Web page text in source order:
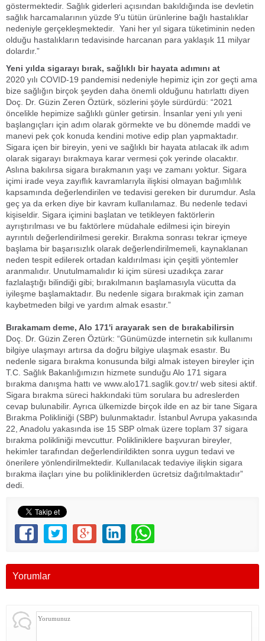
göstermektedir. Sağlık giderleri açısından bakıldığında ise devletin
sağlık harcamalarının yüzde 9'u tütün ürünlerine bağlı hastalıklar
nedeniyle gerçekleşmektedir. Yani her yıl sigara tüketiminin neden
olduğu hastalıkların tedavisinde harcanan para yaklaşık 11 milyar
dolardır.”
Yeni yılda sigarayı bırak, sağlıklı bir hayata adımını at
2020 yılı COVID-19 pandemisi nedeniyle hepimiz için zor geçti ama
bize sağlığın birçok şeyden daha önemli olduğunu hatırlattı diyen
Doç. Dr. Güzin Zeren Öztürk, sözlerini şöyle sürdürdü: “2021
öncelikle hepimize sağlıklı günler getirsin. İnsanlar yeni yılı yeni
başlangıçları için adım olarak görmekte ve bu dönemde maddi ve
manevi pek çok konuda kendini motive edip plan yapmaktadır.
Sigara içen bir bireyin, yeni ve sağlıklı bir hayata atılacak ilk adım
olarak sigarayı bırakmaya karar vermesi çok yerinde olacaktır.
Aslına bakılırsa sigara bırakmanın yaşı ve zamanı yoktur. Sigara
içimi irade veya zayıflık kavramlarıyla ilişkisi olmayan bağımlılık
kapsamında değerlendirilen ve tedavisi gereken bir durumdur. Asla
geç ya da erken diye bir kavram kullanılamaz. Bu nedenle tedavi
kişiseldir. Sigara içimini başlatan ve tetikleyen faktörlerin
ayrıştırılması ve bu faktörlere müdahale edilmesi için bireyin
ayrıntılı değerlendirilmesi gerekir. Bırakma sonrası tekrar içmeye
başlama bir başarısızlık olarak değerlendirilmemeli, kaynaklanan
neden tespit edilerek ortadan kaldırılması için çeşitli yöntemler
aranmalıdır. Unutulmamalıdır ki içim süresi uzadıkça zarar
fazlalaştığı bilindiği gibi; bırakılmanın başlamasıyla vücutta da
iyileşme başlamaktadır. Bu nedenle sigara bırakmak için zaman
kaybetmeden bilgi ve yardım almak esastır.”
Bırakamam deme, Alo 171'i arayarak sen de bırakabilirsin
Doç. Dr. Güzin Zeren Öztürk: “Günümüzde internetin sık kullanımı
bilgiye ulaşmayı artırsa da doğru bilgiye ulaşmak esastır. Bu
nedenle sigara bırakma konusunda bilgi almak isteyen bireyler için
T.C. Sağlık Bakanlığımızın hizmete sunduğu Alo 171 sigara
bırakma danışma hattı ve www.alo171.saglik.gov.tr/ web sitesi aktif.
Sigara bırakma süreci hakkındaki tüm sorulara bu adreslerden
cevap bulunabilir. Ayrıca ülkemizde birçok ilde en az bir tane Sigara
Bırakma Polikliniği (SBP) bulunmaktadır. İstanbul Avrupa yakasında
22, Anadolu yakasında ise 15 SBP olmak üzere toplam 37 sigara
bırakma polikliniği mevcuttur. Polikliniklere başvuran bireyler,
hekimler tarafından değerlendirildikten sonra uygun tedavi ve
önerilere yönlendirilmektedir. Kullanılacak tedaviye ilişkin sigara
bırakma ilaçları yine bu polikliniklerden ücretsiz dağıtılmaktadır”
dedi.
Yorumlar